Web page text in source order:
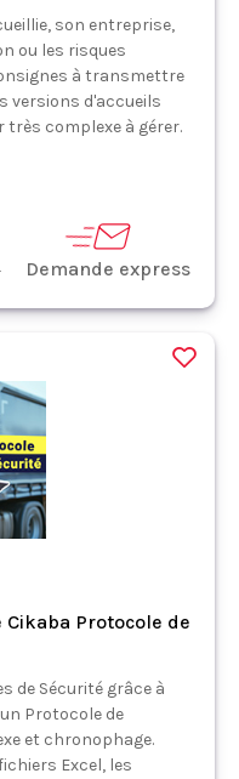
son entreprise,
ou les risques
à transmettre
versions d'accueils
très complexe à gérer.
Demande express
Protocole de
de Sécurité grâce à
Protocole de
et chronophage.
Excel, les